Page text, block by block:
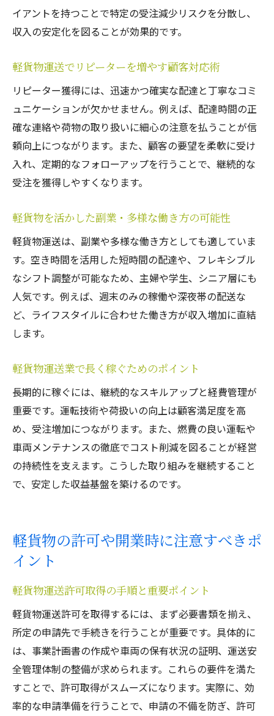
イアントを持つことで特定の受注減少リスクを分散し、
収入の安定化を図ることが効果的です。
軽貨物運送でリピーターを増やす顧客対応術
リピーター獲得には、迅速かつ確実な配達と丁寧なコミ
ュニケーションが欠かせません。例えば、配達時間の正
確な連絡や荷物の取り扱いに細心の注意を払うことが信
頼向上につながります。また、顧客の要望を柔軟に受け
入れ、定期的なフォローアップを行うことで、継続的な
受注を獲得しやすくなります。
軽貨物を活かした副業・多様な働き方の可能性
軽貨物運送は、副業や多様な働き方としても適していま
す。空き時間を活用した短時間の配達や、フレキシブル
なシフト調整が可能なため、主婦や学生、シニア層にも
人気です。例えば、週末のみの稼働や深夜帯の配送な
ど、ライフスタイルに合わせた働き方が収入増加に直結
します。
軽貨物運送業で長く稼ぐためのポイント
長期的に稼ぐには、継続的なスキルアップと経費管理が
重要です。運転技術や荷扱いの向上は顧客満足度を高
め、受注増加につながります。また、燃費の良い運転や
車両メンテナンスの徹底でコスト削減を図ることが経営
の持続性を支えます。こうした取り組みを継続すること
で、安定した収益基盤を築けるのです。
軽貨物の許可や開業時に注意すべきポ
イント
軽貨物運送許可取得の手順と重要ポイント
軽貨物運送許可を取得するには、まず必要書類を揃え、
所定の申請先で手続きを行うことが重要です。具体的に
は、事業計画書の作成や車両の保有状況の証明、運送安
全管理体制の整備が求められます。これらの要件を満た
すことで、許可取得がスムーズになります。実際に、効
率的な申請準備を行うことで、申請の不備を防ぎ、許可